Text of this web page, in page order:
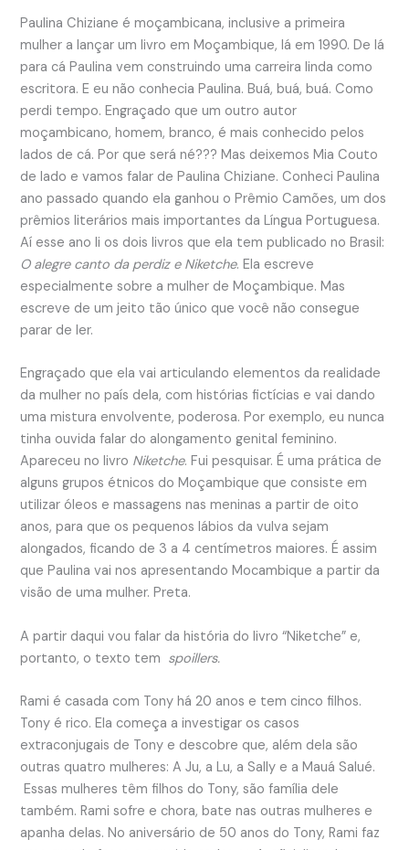
Paulina Chiziane é moçambicana, inclusive a primeira
mulher a lançar um livro em Moçambique, lá em 1990. De lá
para cá Paulina vem construindo uma carreira linda como
escritora. E eu não conhecia Paulina. Buá, buá, buá. Como
perdi tempo. Engraçado que um outro autor
moçambicano, homem, branco, é mais conhecido pelos
lados de cá. Por que será né??? Mas deixemos Mia Couto
de lado e vamos falar de Paulina Chiziane. Conheci Paulina
ano passado quando ela ganhou o Prêmio Camões, um dos
prêmios literários mais importantes da Língua Portuguesa.
Aí esse ano li os dois livros que ela tem publicado no Brasil:
O alegre canto da perdiz e Niketche. Ela escreve
especialmente sobre a mulher de Moçambique. Mas
escreve de um jeito tão único que você não consegue
parar de ler.
Engraçado que ela vai articulando elementos da realidade
da mulher no país dela, com histórias fictícias e vai dando
uma mistura envolvente, poderosa. Por exemplo, eu nunca
tinha ouvida falar do alongamento genital feminino.
Apareceu no livro Niketche. Fui pesquisar. É uma prática de
alguns grupos étnicos do Moçambique que consiste em
utilizar óleos e massagens nas meninas a partir de oito
anos, para que os pequenos lábios da vulva sejam
alongados, ficando de 3 a 4 centímetros maiores. É assim
que Paulina vai nos apresentando Mocambique a partir da
visão de uma mulher. Preta.
A partir daqui vou falar da história do livro “Niketche” e,
portanto, o texto tem spoillers.
Rami é casada com Tony há 20 anos e tem cinco filhos.
Tony é rico. Ela começa a investigar os casos
extraconjugais de Tony e descobre que, além dela são
outras quatro mulheres: A Ju, a Lu, a Sally e a Mauá Salué.
Essas mulheres têm filhos do Tony, são família dele
também. Rami sofre e chora, bate nas outras mulheres e
apanha delas. No aniversário de 50 anos do Tony, Rami faz